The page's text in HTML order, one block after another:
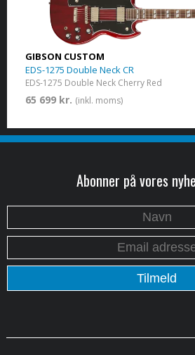
GIBSON CUSTOM
EDS-1275 Double Neck CR
EDS-1275 Double Neck Cherry Red
65 699 kr. (inkl. moms)
Abonner på vores